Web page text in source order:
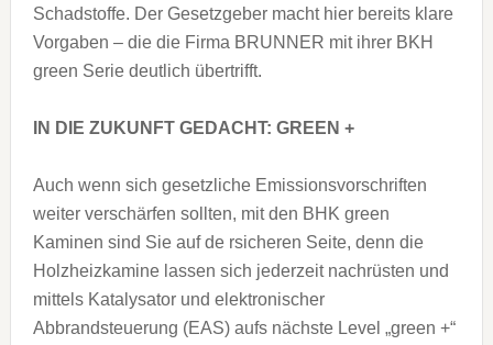
Schadstoffe. Der Gesetzgeber macht hier bereits klare
Vorgaben – die die Firma BRUNNER mit ihrer BKH
green Serie deutlich übertrifft.
IN DIE ZUKUNFT GEDACHT: GREEN +
Auch wenn sich gesetzliche Emissionsvorschriften
weiter verschärfen sollten, mit den BHK green
Kaminen sind Sie auf de rsicheren Seite, denn die
Holzheizkamine lassen sich jederzeit nachrüsten und
mittels Katalysator und elektronischer
Abbrandsteuerung (EAS) aufs nächste Level „green +“